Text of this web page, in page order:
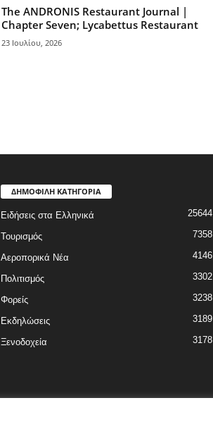
The ANDRONIS Restaurant Journal |
Chapter Seven; Lycabettus Restaurant
23 Ιουλίου, 2026
ΔΗΜΟΦΙΛΗ ΚΑΤΗΓΟΡΙΑ
Ειδήσεις στα Ελληνικά 25644
Τουρισμός 7358
Αεροπορικά Νέα 4146
Πολιτισμός 3302
Φορείς 3238
Εκδηλώσεις 3189
Ξενοδοχεία 3178